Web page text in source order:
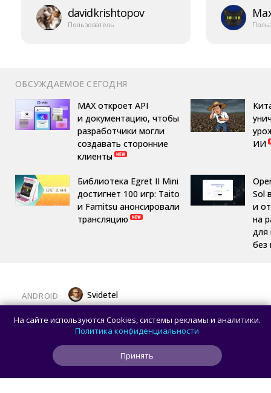
davidkrishtopov
Пользователь
ОБСУЖДАЕМОЕ СЕГОДНЯ
MAX откроет API
и документацию, чтобы
разработчики могли
создавать сторонние
клиенты
Библиотека Egret II Mini
достигнет 100 игр: Taito
и Famitsu анонсировали
трансляцию
ИИ
Sol
и
на
для
без
ANDROID Svidetel
В американском Google Play начали
появляться сторонние магазины
приложений — как работают
На сайте используются Cookies, системы рекламы и аналитики.
Политика конфиденциальности
Принять